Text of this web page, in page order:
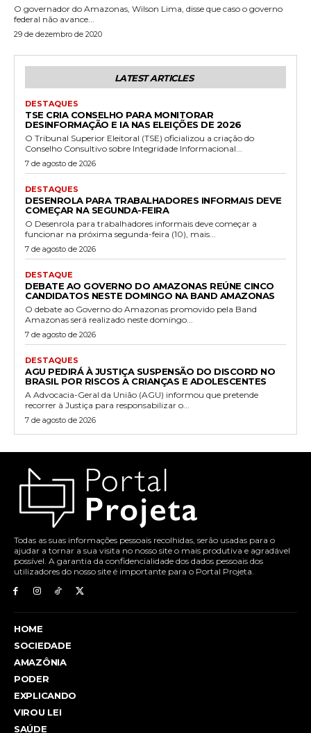
O governador do Amazonas, Wilson Lima, disse que caso o governo
federal não avance...
29 de dezembro de 2020
LATEST ARTICLES
DESTAQUES
TSE CRIA CONSELHO PARA MONITORAR
DESINFORMAÇÃO E IA NAS ELEIÇÕES DE 2026
O Tribunal Superior Eleitoral (TSE) oficializou a criação do
Conselho Consultivo sobre Integridade Informacional...
7 de agosto de 2026
DESTAQUES
DESENROLA PARA TRABALHADORES INFORMAIS DEVE
COMEÇAR NA SEGUNDA-FEIRA
O Desenrola para trabalhadores informais deve começar a
funcionar na próxima segunda-feira (10), mais...
7 de agosto de 2026
DESTAQUE
DEBATE AO GOVERNO DO AMAZONAS REÚNE CINCO
CANDIDATOS NESTE DOMINGO NA BAND AMAZONAS
O debate ao Governo do Amazonas promovido pela Band
Amazonas será realizado neste domingo...
7 de agosto de 2026
DESTAQUES
AGU PEDIRÁ À JUSTIÇA SUSPENSÃO DO DISCORD NO
BRASIL POR RISCOS A CRIANÇAS E ADOLESCENTES
A Advocacia-Geral da União (AGU) informou que pretende
recorrer à Justiça para responsabilizar o...
7 de agosto de 2026
Todas as suas informações pessoais recolhidas, serão usadas para o
ajudar a tornar a sua visita no nosso site o mais produtiva e agradável
possível. A garantia da confidencialidade dos dados pessoais dos
utilizadores do nosso site é importante para o Portal Projeta.
HOME
SOCIEDADE
AMAZÔNIA
PODER
EXPLICANDO
VIROU LEI
SAÚDE